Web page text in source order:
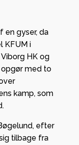
en gyser, da
KFUM i
HK og
med to
kamp, som
efter
tilbage fra